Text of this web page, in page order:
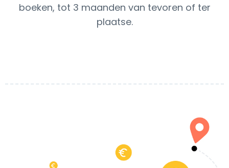
boeken, tot 3 maanden van tevoren of ter
plaatse.